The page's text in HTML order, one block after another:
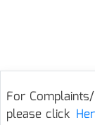
For
please click